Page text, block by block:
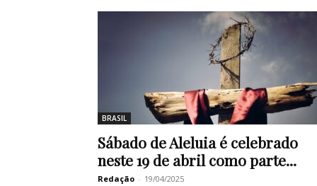
BRASIL
Sábado de Aleluia é celebrado
neste 19 de abril como parte...
Redação - 19/04/2025